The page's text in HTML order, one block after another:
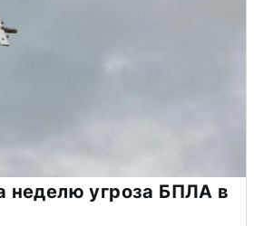
неделю угроза БПЛА в